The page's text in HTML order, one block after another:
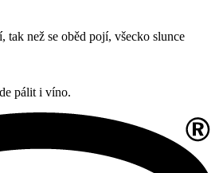
tak než se oběd pojí, všecko slunce
pálit i víno.